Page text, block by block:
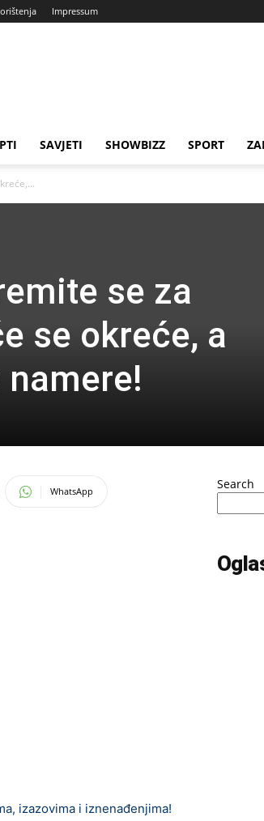
Impressum
SAVJETI SHOWBIZZ SPORT
se za
se okreće, a
WhatsApp
izazovima i iznenađenjima!
Search